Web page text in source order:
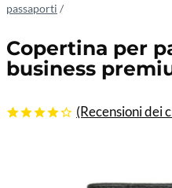
passaporti /
Copertina per
business
(Recensioni dei